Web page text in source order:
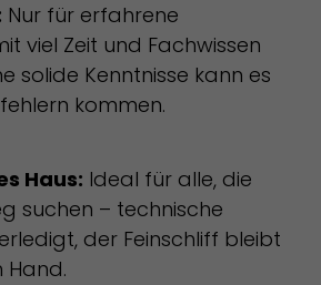
Nur für erfahrene
viel Zeit und Fachwissen
solide Kenntnisse kann es
kommen.
Haus: Ideal für alle, die
suchen – technische
der Feinschliff bleibt
Hand.